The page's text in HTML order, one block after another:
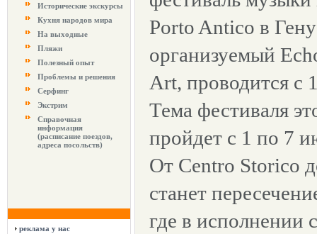
Исторические экскурсы
Кухня народов мира
На выходные
Пляжи
Полезный опыт
Проблемы и решения
Серфинг
Экстрим
Справочная
информация
(расписание поездов,
адреса посольств)
реклама у нас
Porto Antico в
организуемый
Art, проводится с
Тема фестиваля
пройдет с 1 по 7
От Centro Storico
станет
где в исполнении